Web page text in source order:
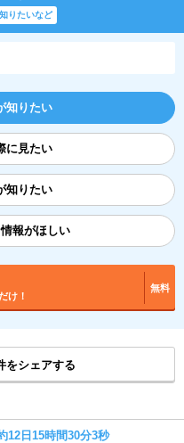
りたいなど
知りたい
に見たい
知りたい
報がほしい
け！
無料
をシェアする
12日15時間30分2秒